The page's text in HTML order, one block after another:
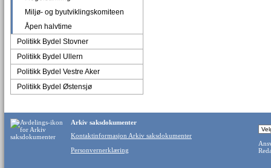
Miljø- og byutviklingskomiteen
Åpen halvtime
Politikk Bydel Stovner
Politikk Bydel Ullern
Politikk Bydel Vestre Aker
Politikk Bydel Østensjø
Arkiv saksdokumenter
Kontaktinformasjon Arkiv saksdokumenter
Personvernerklæring